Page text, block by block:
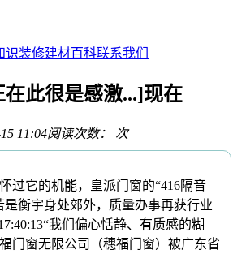
识装修建材百科联系我们
此很是感激...]现在
11:04阅读次数： 次
它的机能，皇派门窗的“416隔音
是衡宇身处郊外，质量办事再获行业
我们偏心恬静、有质感的糊
门窗无限公司（穗福门窗）被广东省